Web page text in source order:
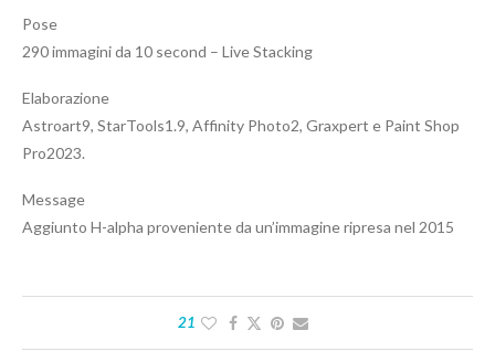
Pose
290 immagini da 10 second – Live Stacking
Elaborazione
Astroart9, StarTools1.9, Affinity Photo2, Graxpert e Paint Shop
Pro2023.
Message
Aggiunto H-alpha proveniente da un’immagine ripresa nel 2015
21